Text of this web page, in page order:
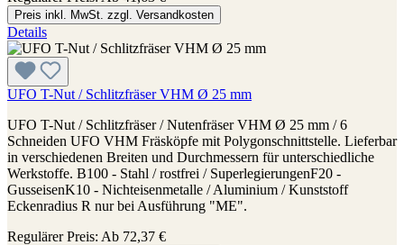
Preis inkl. MwSt. zzgl. Versandkosten
Details
UFO T-Nut / Schlitzfräser VHM Ø 25 mm
UFO T-Nut / Schlitzfräser / Nutenfräser VHM Ø 25 mm / 6
Schneiden UFO VHM Fräsköpfe mit Polygonschnittstelle. Lieferbar
in verschiedenen Breiten und Durchmessern für unterschiedliche
Werkstoffe. B100 - Stahl / rostfrei / SuperlegierungenF20 -
GusseisenK10 - Nichteisenmetalle / Aluminium / Kunststoff
Eckenradius R nur bei Ausführung "ME".
Regulärer Preis: Ab 72,37 €